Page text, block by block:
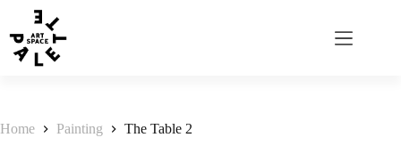
Home Painting The Table 2